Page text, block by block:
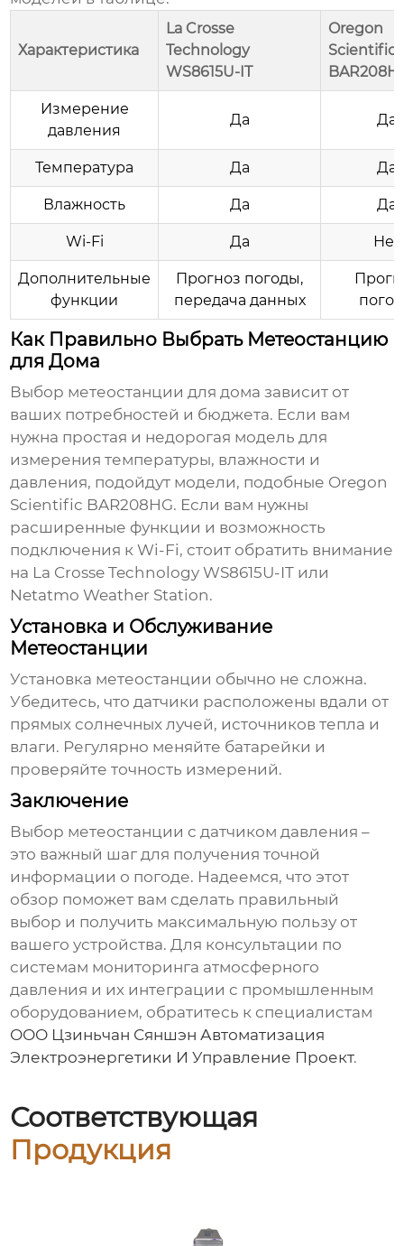
Характеристика
La Crosse
Technology
WS8615U-IT
Oregon
Scientific
Измерение
давления
Да Да
Температура Да Да
Влажность Да Да
Wi-Fi Да Нет
Дополнительные
функции
Прогноз погоды,
передача данных
Как Правильно Выбрать Метеостанцию
для Дома
Выбор метеостанции для дома зависит от
ваших потребностей и бюджета. Если вам
нужна простая и недорогая модель для
измерения температуры, влажности и
давления, подойдут модели, подобные Oregon
Scientific BAR208HG. Если вам нужны
расширенные функции и возможность
подключения к Wi-Fi, стоит обратить внимание
на La Crosse Technology WS8615U-IT или
Netatmo Weather Station.
Установка и Обслуживание
Метеостанции
Установка метеостанции обычно не сложна.
Убедитесь, что датчики расположены вдали от
прямых солнечных лучей, источников тепла и
влаги. Регулярно меняйте батарейки и
проверяйте точность измерений.
Заключение
Выбор метеостанции с датчиком давления –
это важный шаг для получения точной
информации о погоде. Надеемся, что этот
обзор поможет вам сделать правильный
выбор и получить максимальную пользу от
вашего устройства. Для консультации по
системам мониторинга атмосферного
давления и их интеграции с промышленным
оборудованием, обратитесь к специалистам
ООО Цзиньчан Сяншэн Автоматизация
Электроэнергетики И Управление Проект.
Соответствующая
Продукция